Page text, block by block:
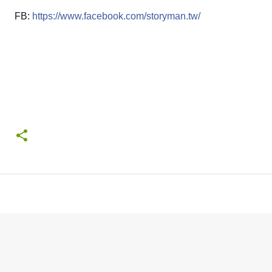
FB: https://www.facebook.com/storyman.tw/